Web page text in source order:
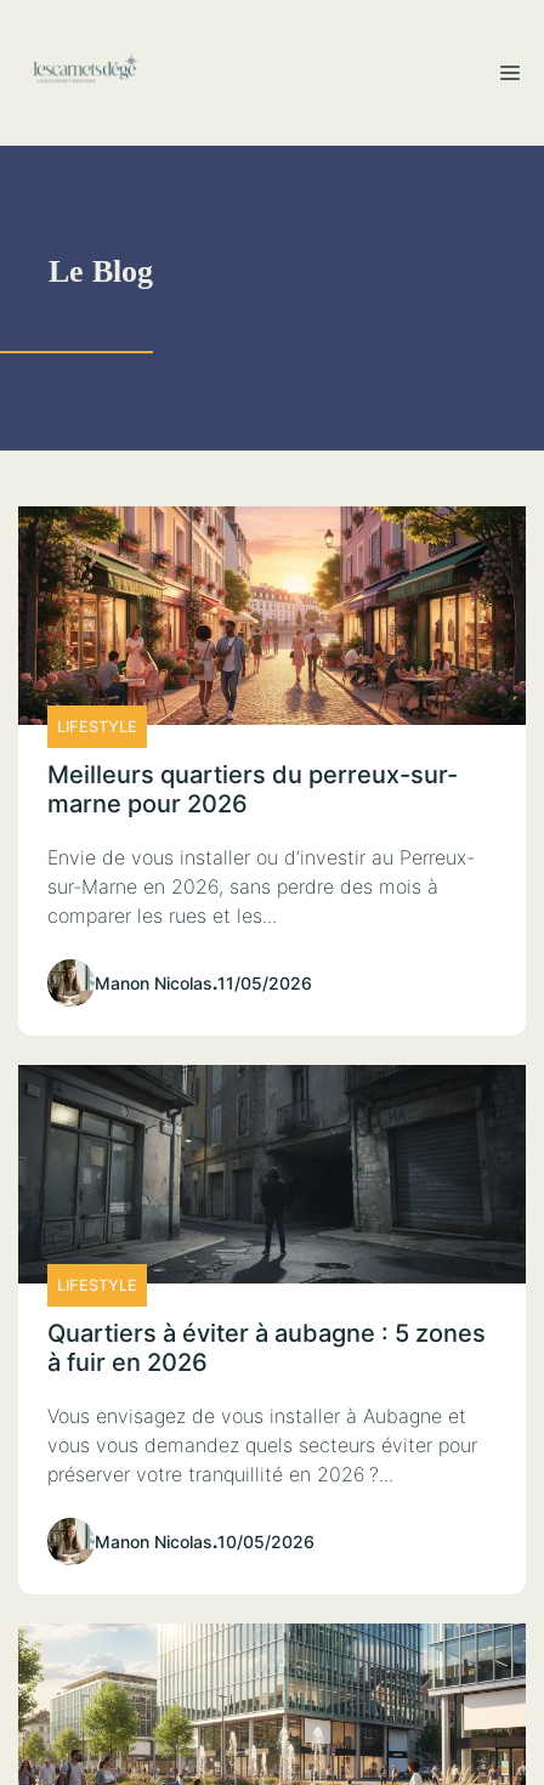
contenu
Le Blog
LIFESTYLE
Meilleurs quartiers du perreux-sur-
marne pour 2026
Envie de vous installer ou d’investir au Perreux-
sur-Marne en 2026, sans perdre des mois à
comparer les rues et les...
Manon Nicolas.11/05/2026
LIFESTYLE
Quartiers à éviter à aubagne : 5 zones
à fuir en 2026
Vous envisagez de vous installer à Aubagne et
vous vous demandez quels secteurs éviter pour
préserver votre tranquillité en 2026 ?...
Manon Nicolas.10/05/2026